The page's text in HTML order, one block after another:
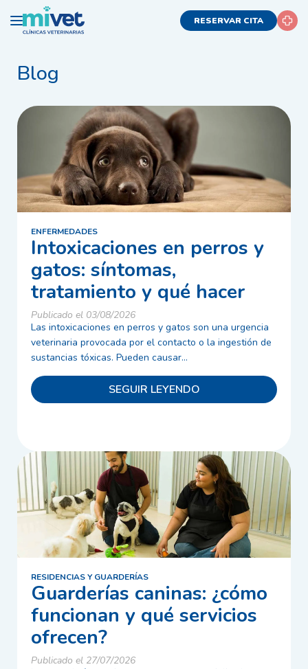
RESERVAR CITA
Blog
ENFERMEDADES
Intoxicaciones en perros y
gatos: síntomas,
tratamiento y qué hacer
Publicado el 03/08/2026
Las intoxicaciones en perros y gatos son una urgencia
veterinaria provocada por el contacto o la ingestión de
sustancias tóxicas. Pueden causar...
SEGUIR LEYENDO
RESIDENCIAS Y GUARDERÍAS
Guarderías caninas: ¿cómo
funcionan y qué servicios
ofrecen?
Publicado el 27/07/2026